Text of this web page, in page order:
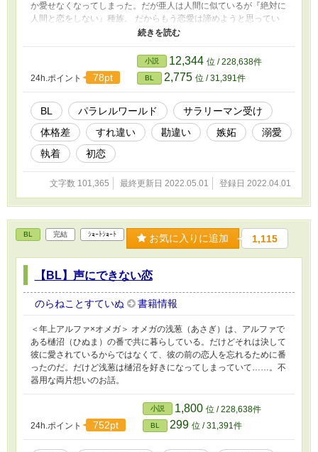
か愛せなくなってしまった。だが亜人は人間に似ているが『絶対に
人間と恋をしない』種族。 だからもう恋愛は諦めようと思ってい
た。そんな諦めきった恋だったのに、同僚の亜人であるゼンは差山
にやたらと構ってきて……。 巨大な体と強い力を持つ亜人×サラリ
24h.ポイント 78pt
小説 12,344 位 / 228,638件
BL 2,775 位 / 31,391件
BL パラレルワールド
サラリーマン受け
体格差
すれ違い 勘違い 嫉妬
溺愛
執着
初恋
文字数 101,365 最終更新日 2022.05.01 登録日 2022.04.01
BL 完結 ｼｮｰﾄｼｮｰﾄ お気に入りに追加 1,115
【BL】声にできない恋
のらねことすていぬ 書籍情報
＜年上アルファ×オメガ＞ オメガの浅葱（あさぎ）は、アルファで
ある樋沼（ひぬま）の番で共に暮らしている。だけどそれは決して
彼に愛されているからではなくて、彼の前の恋人を忘れるために番
ったのだ。だけど浅葱は樋沼を好きになってしまっていて……。不
器用な両片想いのお話。
24h.ポイント 752pt
小説 1,800 位 / 228,638件
BL 299 位 / 31,391件